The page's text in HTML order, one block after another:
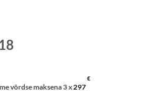
võrdse maksena 3 x 297
€